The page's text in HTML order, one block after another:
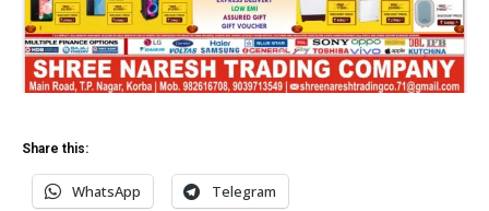
Share this:
WhatsApp Telegram